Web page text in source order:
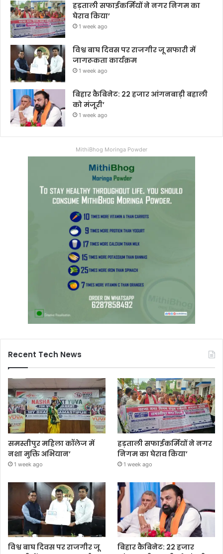
हड़ताली सफाईकर्मियों ने नगर निगम का
घेराव किया’
1 week ago
विश्व बाघ दिवस पर राजगीर जू सफारी में
जागरूकता कार्यक्रम
1 week ago
बिहार कैबिनेट: 22 हजार आंगनबाड़ी बहाली
को मंजूरी’
1 week ago
MithiBhog Moringa Powder
Recent Tech News
समस्तीपुर महिला कॉलेज में
नशा मुक्ति अभियान’
1 week ago
हड़ताली सफाईकर्मियों ने नगर
निगम का घेराव किया’
1 week ago
विश्व बाघ दिवस पर राजगीर जू
बिहार कैबिनेट: 22 हजार